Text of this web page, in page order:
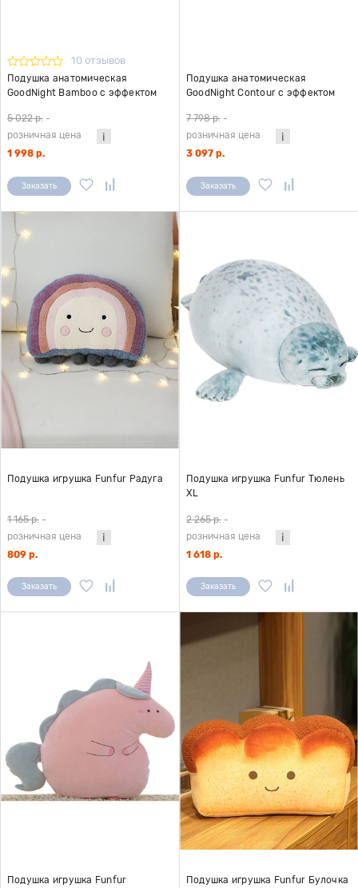
10 отзывов
Подушка анатомическая
GoodNight Bamboo c эффектом
5 022 р. -
розничная цена
1 998 р.
Заказать
Подушка анатомическая
GoodNight Contour c эффектом
7 798 р. -
розничная цена
3 097 р.
Заказать
Подушка игрушка Funfur Радуга
1 165 р. -
розничная цена
809 р.
Заказать
Подушка игрушка Funfur Тюлень
XL
2 265 р. -
розничная цена
1 618 р.
Заказать
Подушка игрушка Funfur
Подушка игрушка Funfur Булочка